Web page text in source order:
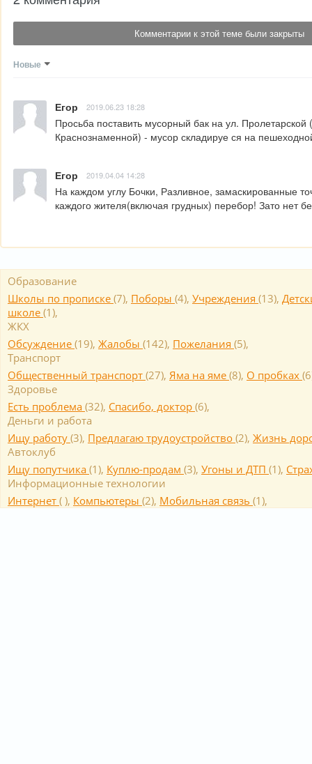
Комментарии к этой теме были закрыты
Новые
Егор 2019.06.23 18:28
Просьба поставить мусорный бак на ул.
Краснознаменной) - мусор складируе ся на
Егор 2019.04.04 14:28
На каждом углу Бочки, Разливное, замаскированные
каждого жителя(включая грудных) перебор! Зато нет
Образование
Школы по прописке (7), Поборы (4), Учреждения (13),
школе (1),
ЖКХ
Обсуждение (19), Жалобы (142), Пожелания (5),
Транспорт
Общественный транспорт (27), Яма на яме (8), О пробках (6
Здоровье
Есть проблема (32), Спасибо, доктор (6),
Деньги и работа
Ищу работу (3), Предлагаю трудоустройство (2), Жизнь
Автоклуб
Ищу попутчика (1), Куплю-продам (3), Угоны и ДТП (1),
Информационные технологии
Интернет ( ), Компьютеры (2), Мобильная связь (1),